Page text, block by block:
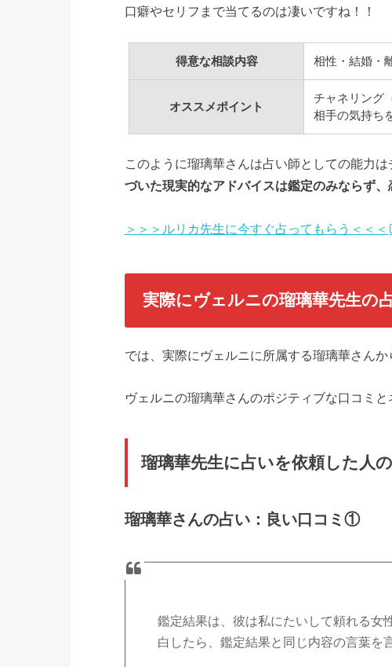
口癖やセリフまで当てるのは凄いですね！！
得意な相談内容 相性・結婚・
オススメポイント
チャネリング
相手の気持ち
このように瑠璃華さんは占い師としての能力
づいた現実的なアドバイスは鑑定のみならず
＞＞＞ルリカ先生に今すぐ占ってもらう＜＜＜
実際にヴェルニの瑠璃華先生の
では、実際にヴェルニに所属する瑠璃華さん
ヴェルニの瑠璃華さんのポジティブな口コミ
瑠璃華先生に占いを依頼した人
瑠璃華さんの占い：良い口コミ①
鑑定結果は、彼は私にたいして頼れる女
白したら、鑑定結果と同じ内容の言葉を